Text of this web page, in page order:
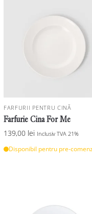
FARFURII PENTRU CINĂ
Farfurie Cina For Me
139,00 lei Inclusiv TVA 21%
Disponibil pentru pre-